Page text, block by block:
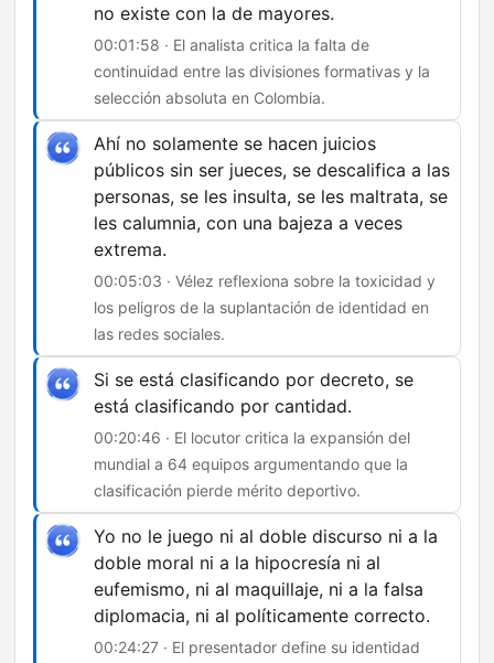
no existe con la de mayores.
00:01:58 · El analista critica la falta de
continuidad entre las divisiones formativas y la
selección absoluta en Colombia.
Ahí no solamente se hacen juicios
públicos sin ser jueces, se descalifica a las
personas, se les insulta, se les maltrata, se
les calumnia, con una bajeza a veces
extrema.
00:05:03 · Vélez reflexiona sobre la toxicidad y
los peligros de la suplantación de identidad en
las redes sociales.
Si se está clasificando por decreto, se
está clasificando por cantidad.
00:20:46 · El locutor critica la expansión del
mundial a 64 equipos argumentando que la
clasificación pierde mérito deportivo.
Yo no le juego ni al doble discurso ni a la
doble moral ni a la hipocresía ni al
eufemismo, ni al maquillaje, ni a la falsa
diplomacia, ni al políticamente correcto.
00:24:27 · El presentador define su identidad